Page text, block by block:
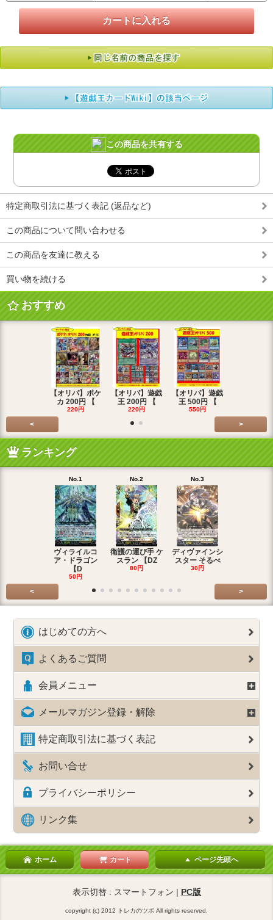
この商品を共有する
特定商取引法に基づく表記 (返品など)
この商品について問い合わせる
この商品を友達に教える
買い物を続ける
おすすめ
【オリパ】ポケ
カ 200円 【
220円
【オリパ】遊戯
王 200円 【
220円
【オリパ】遊戯
王 500円 【
550円
< >
ランキング
No.1
ヴィライルコ
ア・ドラゴン
【D
50円
No.2
衛護の運び手 ケ
スラン 【DZ
80円
No.3
ディヴァインシ
スター そるべ
30円
< >
はじめての方へ
よくあるご質問
会員メニュー
メールマガジン登録・解除
特定商取引法に基づく表記
お問い合せ
プライバシーポリシー
リンク集
ホーム カート ページ先頭へ
表示切替 : スマートフォン | PC版
copyright (c) 2012 トレカのツボ All rights reserved.